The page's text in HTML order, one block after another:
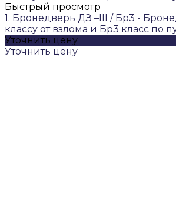
Быстрый просмотр
1. Бронедверь ДЗ –III / Бр3 -
классу от взлома и Бр3 класс по
Уточнить цену
Уточнить цену